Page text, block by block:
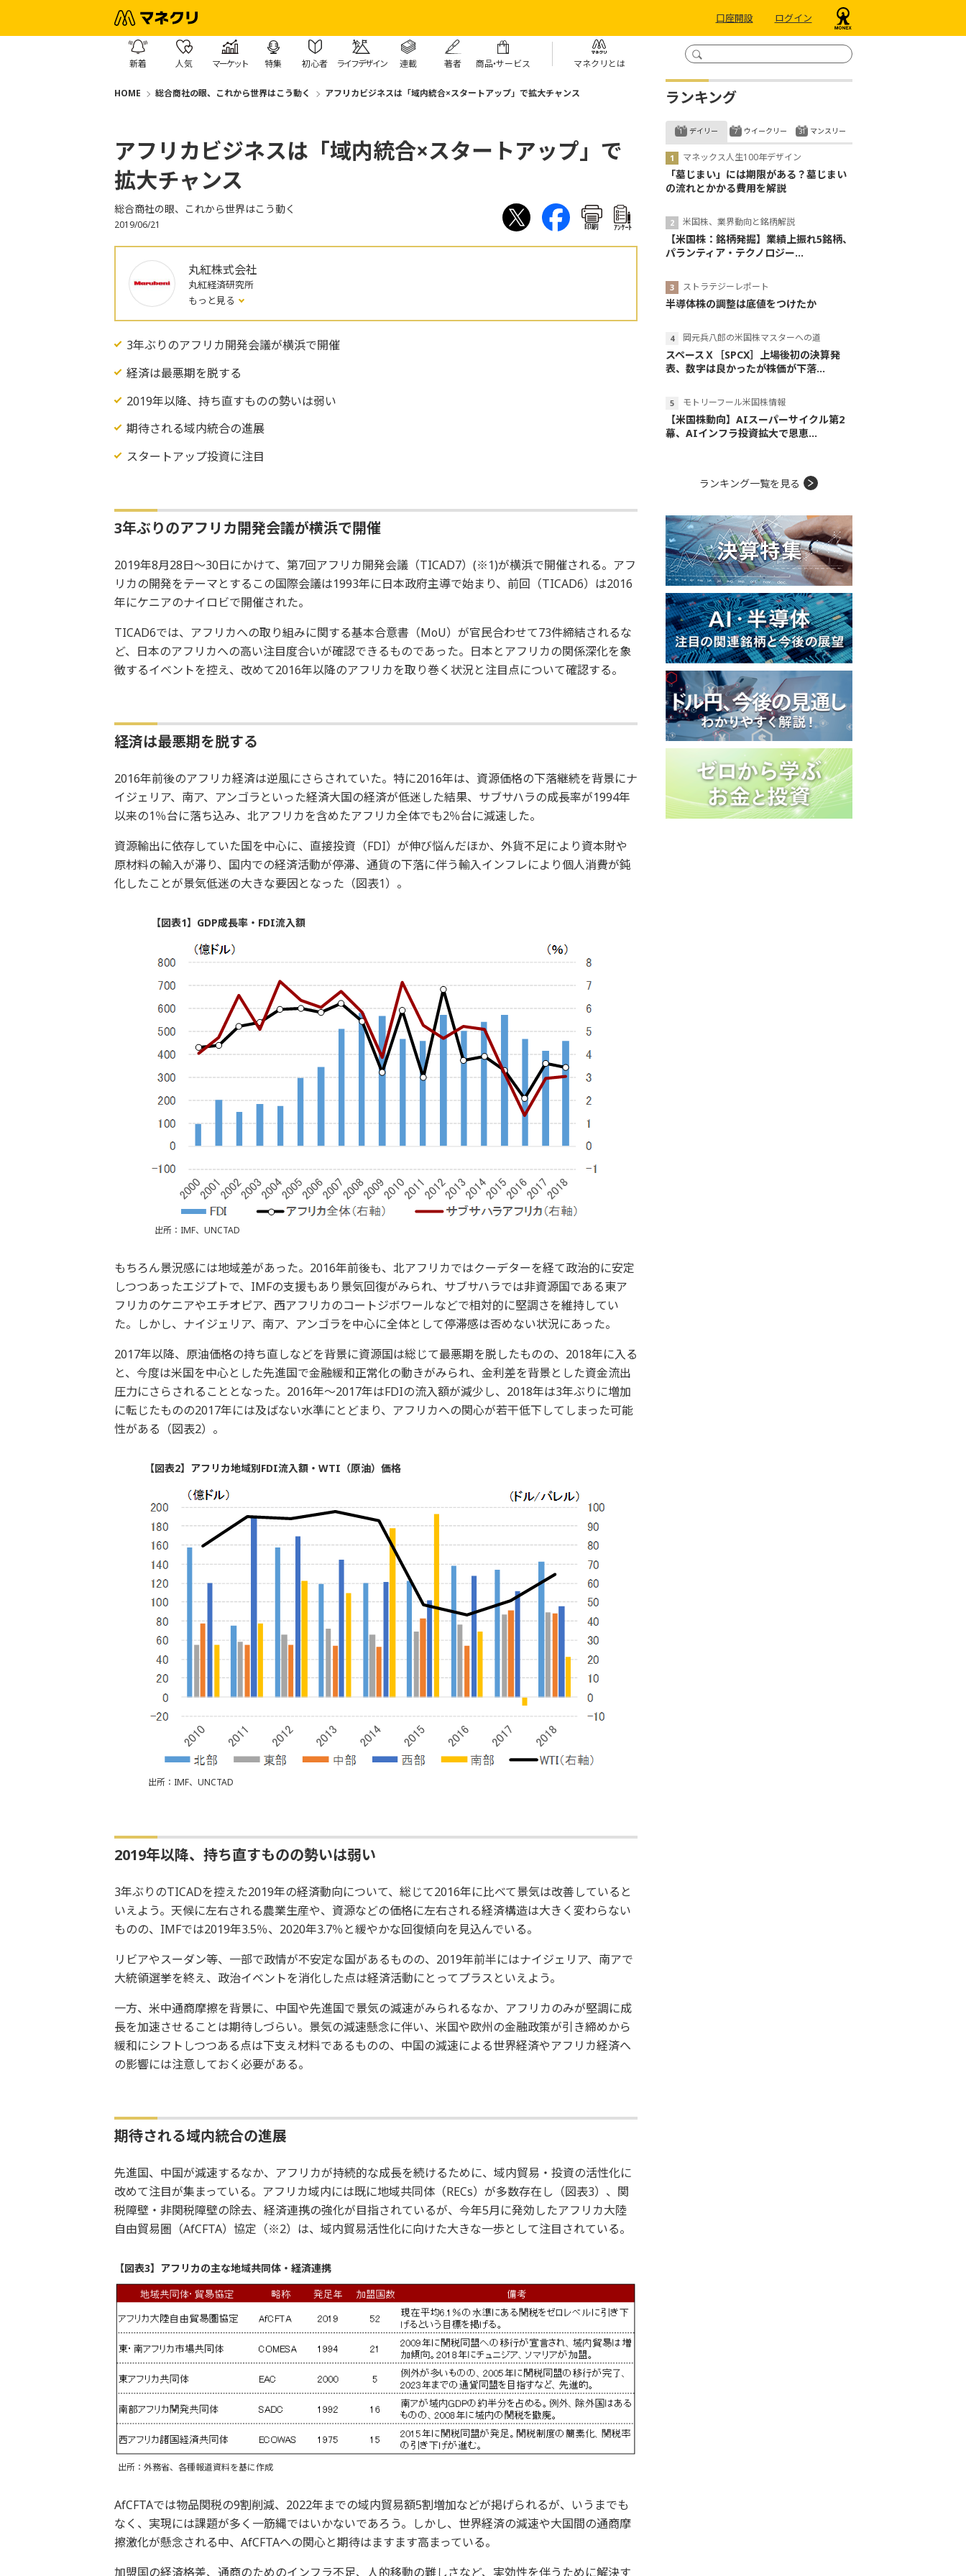
口座開設 ログイン
新着 人気 マーケット 特集 初心者 ライフデザイン 連載 著者 商品・サービス マネクリとは
HOME 総合商社の眼、これから世界はこう動く アフリカビジネスは「域内統合×スタートアップ」で拡大チャンス
アフリカビジネスは「域内統合×スタートアップ」で
拡大チャンス
総合商社の眼、これから世界はこう動く
2019/06/21 印刷 ｱﾝｹｰﾄ
丸紅株式会社
丸紅経済研究所
もっと見る
3年ぶりのアフリカ開発会議が横浜で開催
経済は最悪期を脱する
2019年以降、持ち直すものの勢いは弱い
期待される域内統合の進展
スタートアップ投資に注目
3年ぶりのアフリカ開発会議が横浜で開催
2019年8月28日～30日にかけて、第7回アフリカ開発会議（TICAD7）(※1)が横浜で開催される。アフ
リカの開発をテーマとするこの国際会議は1993年に日本政府主導で始まり、前回（TICAD6）は2016
年にケニアのナイロビで開催された。
TICAD6では、アフリカへの取り組みに関する基本合意書（MoU）が官民合わせて73件締結されるな
ど、日本のアフリカへの高い注目度合いが確認できるものであった。日本とアフリカの関係深化を象
徴するイベントを控え、改めて2016年以降のアフリカを取り巻く状況と注目点について確認する。
経済は最悪期を脱する
2016年前後のアフリカ経済は逆風にさらされていた。特に2016年は、資源価格の下落継続を背景にナ
イジェリア、南ア、アンゴラといった経済大国の経済が低迷した結果、サブサハラの成長率が1994年
以来の1％台に落ち込み、北アフリカを含めたアフリカ全体でも2％台に減速した。
資源輸出に依存していた国を中心に、直接投資（FDI）が伸び悩んだほか、外貨不足により資本財や
原材料の輸入が滞り、国内での経済活動が停滞、通貨の下落に伴う輸入インフレにより個人消費が鈍
化したことが景気低迷の大きな要因となった（図表1）。
【図表1】GDP成長率・FDI流入額
出所：IMF、UNCTAD
もちろん景況感には地域差があった。2016年前後も、北アフリカではクーデターを経て政治的に安定
しつつあったエジプトで、IMFの支援もあり景気回復がみられ、サブサハラでは非資源国である東ア
フリカのケニアやエチオピア、西アフリカのコートジボワールなどで相対的に堅調さを維持してい
た。しかし、ナイジェリア、南ア、アンゴラを中心に全体として停滞感は否めない状況にあった。
2017年以降、原油価格の持ち直しなどを背景に資源国は総じて最悪期を脱したものの、2018年に入る
と、今度は米国を中心とした先進国で金融緩和正常化の動きがみられ、金利差を背景とした資金流出
圧力にさらされることとなった。2016年～2017年はFDIの流入額が減少し、2018年は3年ぶりに増加
に転じたものの2017年には及ばない水準にとどまり、アフリカへの関心が若干低下してしまった可能
性がある（図表2）。
【図表2】アフリカ地域別FDI流入額・WTI（原油）価格
出所：IMF、UNCTAD
2019年以降、持ち直すものの勢いは弱い
3年ぶりのTICADを控えた2019年の経済動向について、総じて2016年に比べて景気は改善していると
いえよう。天候に左右される農業生産や、資源などの価格に左右される経済構造は大きく変わらない
ものの、IMFでは2019年3.5％、2020年3.7％と緩やかな回復傾向を見込んでいる。
リビアやスーダン等、一部で政情が不安定な国があるものの、2019年前半にはナイジェリア、南アで
大統領選挙を終え、政治イベントを消化した点は経済活動にとってプラスといえよう。
一方、米中通商摩擦を背景に、中国や先進国で景気の減速がみられるなか、アフリカのみが堅調に成
長を加速させることは期待しづらい。景気の減速懸念に伴い、米国や欧州の金融政策が引き締めから
緩和にシフトしつつある点は下支え材料であるものの、中国の減速による世界経済やアフリカ経済へ
の影響には注意しておく必要がある。
期待される域内統合の進展
先進国、中国が減速するなか、アフリカが持続的な成長を続けるために、域内貿易・投資の活性化に
改めて注目が集まっている。アフリカ域内には既に地域共同体（RECs）が多数存在し（図表3）、関
税障壁・非関税障壁の除去、経済連携の強化が目指されているが、今年5月に発効したアフリカ大陸
自由貿易圏（AfCFTA）協定（※2）は、域内貿易活性化に向けた大きな一歩として注目されている。
【図表3】アフリカの主な地域共同体・経済連携
出所：外務省、各種報道資料を基に作成
AfCFTAでは物品関税の9割削減、2022年までの域内貿易額5割増加などが掲げられるが、いうまでも
なく、実現には課題が多く一筋縄ではいかないであろう。しかし、世界経済の減速や大国間の通商摩
擦激化が懸念される中、AfCFTAへの関心と期待はますます高まっている。
加盟国の経済格差、通商のためのインフラ不足、人的移動の難しさなど、実効性を伴うために解決す
ランキング
デイリー
マネックス人生100年デザイン
「墓じまい」には期限がある？墓じまい
の流れとかかる費用を解説
米国株、業界動向と銘柄解説
【米国株：銘柄発掘】業績上振れ5銘柄、
パランティア・テクノロジー...
ストラテジーレポート
半導体株の調整は底値をつけたか
岡元兵八郎の米国株マスターへの道
スペースＸ［SPCX］上場後初の決算発
表、数字は良かったが株価が下落...
モトリーフール米国株情報
【米国株動向】AIスーパーサイクル第2
幕、AIインフラ投資拡大で恩恵...
ウイークリー マンスリー
ランキング一覧を見る